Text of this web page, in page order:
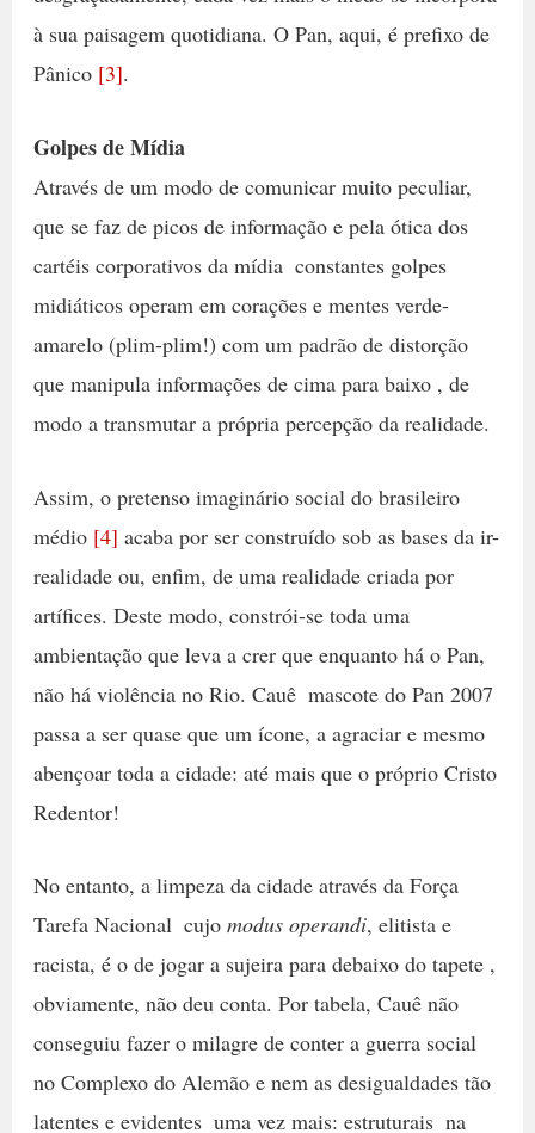
à sua paisagem quotidiana. O Pan, aqui, é prefixo de
Pânico [3].
Golpes de Mídia
Através de um modo de comunicar muito peculiar,
que se faz de picos de informação e pela ótica dos
cartéis corporativos da mídia  constantes golpes
midiáticos operam em corações e mentes verde-
amarelo (plim-plim!) com um padrão de distorção
que manipula informações de cima para baixo , de
modo a transmutar a própria percepção da realidade.
Assim, o pretenso imaginário social do brasileiro
médio [4] acaba por ser construído sob as bases da ir-
realidade ou, enfim, de uma realidade criada por
artífices. Deste modo, constrói-se toda uma
ambientação que leva a crer que enquanto há o Pan,
não há violência no Rio. Cauê  mascote do Pan 2007 
passa a ser quase que um ícone, a agraciar e mesmo
abençoar toda a cidade: até mais que o próprio Cristo
Redentor!
No entanto, a limpeza da cidade através da Força
Tarefa Nacional  cujo modus operandi, elitista e
racista, é o de jogar a sujeira para debaixo do tapete ,
obviamente, não deu conta. Por tabela, Cauê não
conseguiu fazer o milagre de conter a guerra social
no Complexo do Alemão e nem as desigualdades tão
latentes e evidentes  uma vez mais: estruturais  na